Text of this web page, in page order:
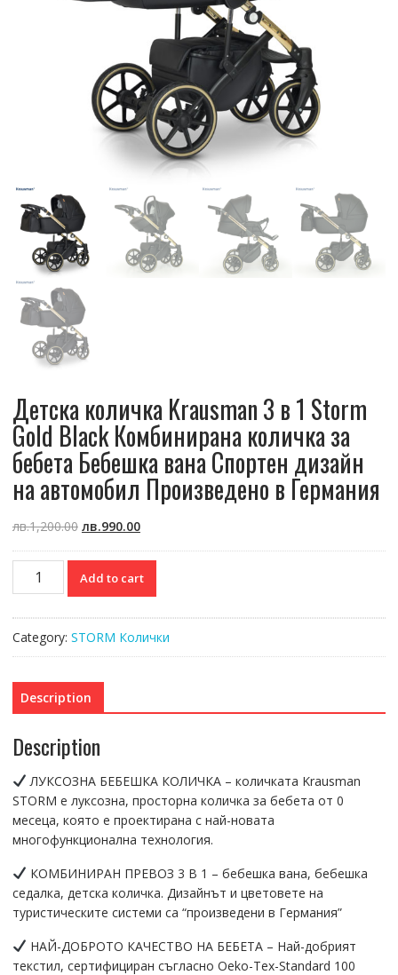
Детска количка Krausman 3 в 1 Storm
Gold Black Комбинирана количка за
бебета Бебешка вана Спортен дизайн
на автомобил Произведено в Германия
лв.1,200.00 Original
was:
лв.1,200.00.
лв.990.00Current
is:
лв.990.00.
Детска
количка
в
Storm
Gold
Комбинирана
за
бебета
Бебешка
вана
дизайн
на
автомобил
Произведено
в
Add to cart
Category: STORM Колички
Description
Description
ЛУКСОЗНА БЕБЕШКА КОЛИЧКА – количката Krausman
STORM е луксозна, просторна количка за бебета от 0
месеца, която е проектирана с най-новата
многофункционална технология.
КОМБИНИРАН ПРЕВОЗ 3 В 1 – бебешка вана, бебешка
седалка, детска количка. Дизайнът и цветовете на
туристическите системи са “произведени в Германия”
НАЙ-ДОБРОТО КАЧЕСТВО НА БЕБЕТА – Най-добрият
текстил, сертифициран съгласно Oeko-Tex-Standard 100